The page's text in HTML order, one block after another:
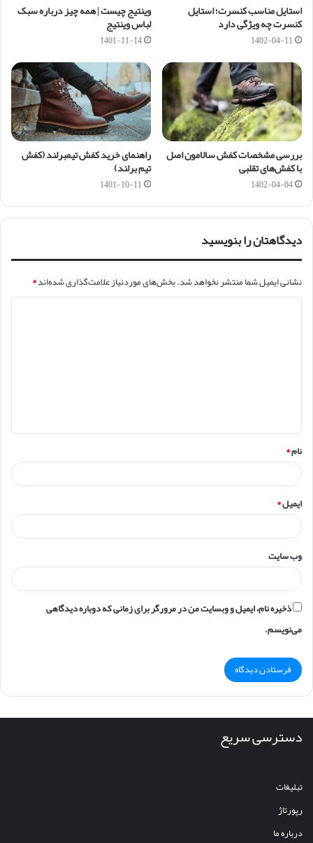
استایل مناسب کنسرت؛ استایل
کنسرت چه ویژگی دارد
1402-04-11
وینتیج چیست | همه چیز درباره سبک
لباس وینتیج
1401-11-14
بررسی مشخصات کفش سالامون اصل
با کفش‌های تقلبی
1402-04-04
راهنمای خرید کفش تیمبرلند (کفش
تیم برلند)
1401-10-11
دیدگاهتان را بنویسید
نشانی ایمیل شما منتشر نخواهد شد.بخش‌های موردنیاز علامت‌گذاری شده‌اند*
*
نام*
ایمیل*
وب‌ سایت
ذخیره نام، ایمیل و وبسایت من در مرورگر برای زمانی که دوباره دیدگاهی
می‌نویسم.
دسترسی سریع
تبلیغات
رپورتاژ
درباره ما